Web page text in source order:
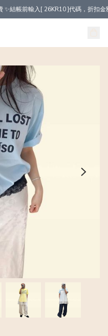
結帳前輸入[ 26KR10 ]代碼，折扣金